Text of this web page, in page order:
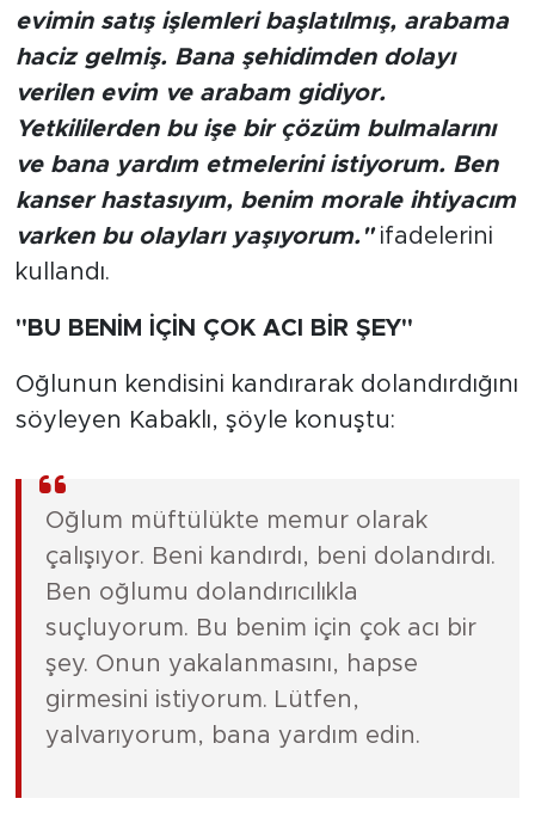
evimin satış işlemleri başlatılmış, arabama
haciz gelmiş. Bana şehidimden dolayı
verilen evim ve arabam gidiyor.
Yetkililerden bu işe bir çözüm bulmalarını
ve bana yardım etmelerini istiyorum. Ben
kanser hastasıyım, benim morale ihtiyacım
varken bu olayları yaşıyorum."ifadelerini
kullandı.
"BU BENİM İÇİN ÇOK ACI BİR ŞEY"
Oğlunun kendisini kandırarak dolandırdığını
söyleyen Kabaklı, şöyle konuştu:
Oğlum müftülükte memur olarak
çalışıyor. Beni kandırdı, beni dolandırdı.
Ben oğlumu dolandırıcılıkla
suçluyorum. Bu benim için çok acı bir
şey. Onun yakalanmasını, hapse
girmesini istiyorum. Lütfen,
yalvarıyorum, bana yardım edin.